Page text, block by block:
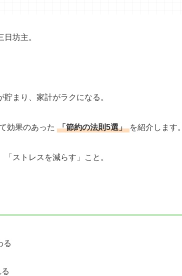
坊主。
まり、家計がラクになる。
効果のあった 「節約の法則5選」 を紹介します。
ストレスを減らす」こと。
る